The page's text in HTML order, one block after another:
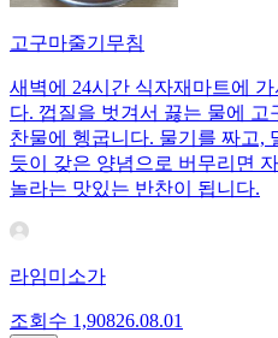
고구마줄기무침
새벽에 24시간 식자재마트에
다. 껍질을 벗겨서 끓는 물에
찬물에 헹굽니다. 물기를 짜고,
듯이 갖은 양념으로 버무리면
놀라는 맛있는 반찬이 됩니다.
라임미소가
조회수 1,90826.08.01